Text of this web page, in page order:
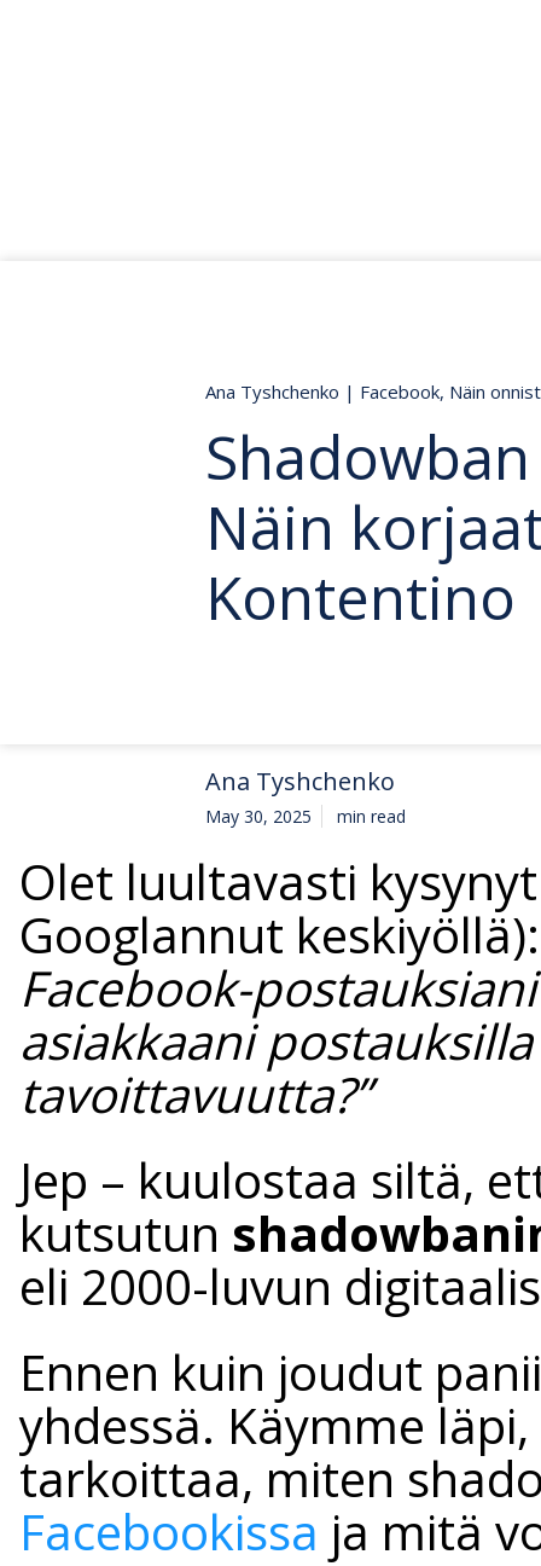
Ana Tyshchenko | Facebook, Näin
Näin
Kontentino
Ana Tyshchenko
May 30, 2025 min read
Olet luultavasti
Googlannut
Facebook-
asiakkaani
tavoittavuutta?”
Jep – kuulostaa siltä,
kutsutun
eli 2000-luvun
Ennen kuin joudut
yhdessä. Käymme
tarkoittaa, miten
Facebookissa ja mitä